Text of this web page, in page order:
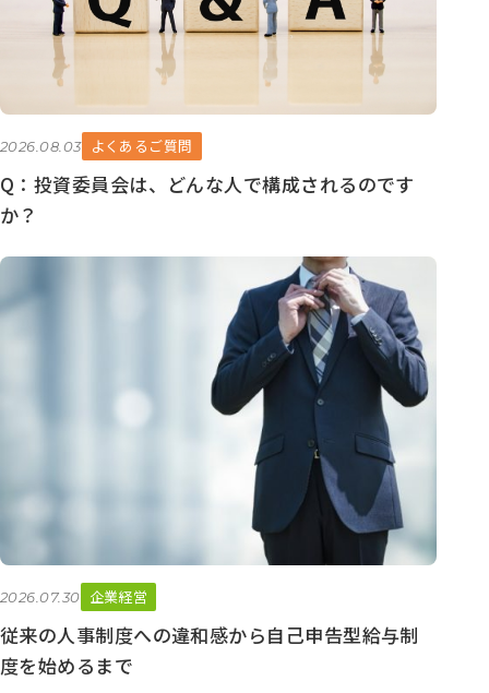
2026.08.03 よくあるご質問
Q：投資委員会は、どんな人で構成されるのです
か？
2026.07.30 企業経営
従来の人事制度への違和感から自己申告型給与制
度を始めるまで